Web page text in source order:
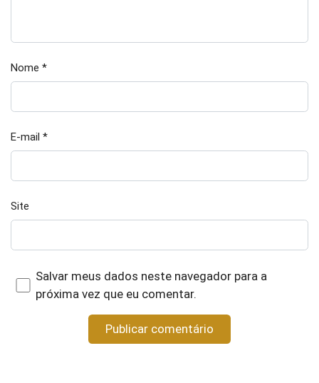
Nome *
E-mail *
Site
Salvar meus dados neste navegador para a
próxima vez que eu comentar.